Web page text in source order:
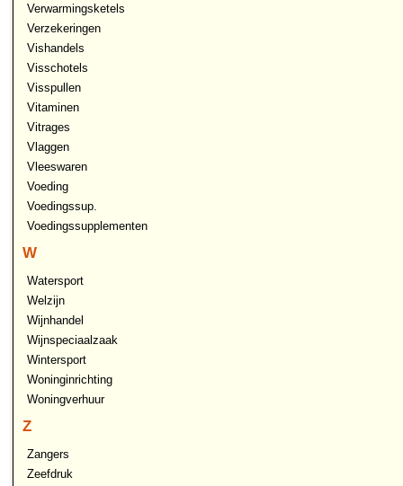
Verwarmingsketels
Verzekeringen
Vishandels
Visschotels
Visspullen
Vitaminen
Vitrages
Vlaggen
Vleeswaren
Voeding
Voedingssup.
Voedingssupplementen
W
Watersport
Welzijn
Wijnhandel
Wijnspeciaalzaak
Wintersport
Woninginrichting
Woningverhuur
Z
Zangers
Zeefdruk